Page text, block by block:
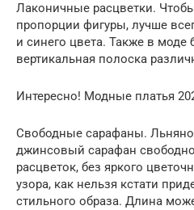
Лаконичные расцветки.
пропорции фигуры, лучше
и синего цвета. Также в моде
вертикальная полоска
Интересно! Модные платья
Свободные сарафаны.
джинсовый сарафан
расцветок, без яркого
узора, как нельзя кстати
стильного образа. Длина